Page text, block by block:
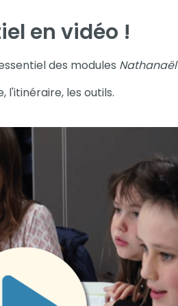
en vidéo !
des modules
l'itinéraire, les outils.